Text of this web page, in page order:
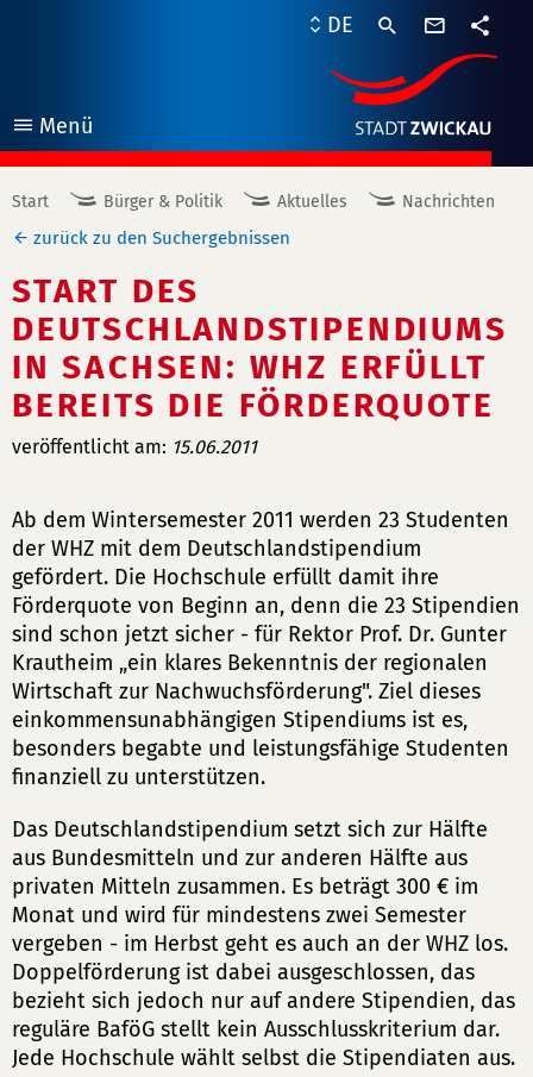
Menü
öffnen
DE
Start Bürger & Politik Aktuelles Nachrichten
zurück zu den Suchergebnissen
START DES
DEUTSCHLANDSTIPENDIUMS
IN SACHSEN: WHZ ERFÜLLT
BEREITS DIE FÖRDERQUOTE
veröffentlicht am: 15.06.2011
Ab dem Wintersemester 2011 werden 23 Studenten
der WHZ mit dem Deutschlandstipendium
gefördert. Die Hochschule erfüllt damit ihre
Förderquote von Beginn an, denn die 23 Stipendien
sind schon jetzt sicher - für Rektor Prof. Dr. Gunter
Krautheim „ein klares Bekenntnis der regionalen
Wirtschaft zur Nachwuchsförderung". Ziel dieses
einkommensunabhängigen Stipendiums ist es,
besonders begabte und leistungsfähige Studenten
finanziell zu unterstützen.
Das Deutschlandstipendium setzt sich zur Hälfte
aus Bundesmitteln und zur anderen Hälfte aus
privaten Mitteln zusammen. Es beträgt 300 € im
Monat und wird für mindestens zwei Semester
vergeben - im Herbst geht es auch an der WHZ los.
Doppelförderung ist dabei ausgeschlossen, das
bezieht sich jedoch nur auf andere Stipendien, das
reguläre BaföG stellt kein Ausschlusskriterium dar.
Jede Hochschule wählt selbst die Stipendiaten aus.